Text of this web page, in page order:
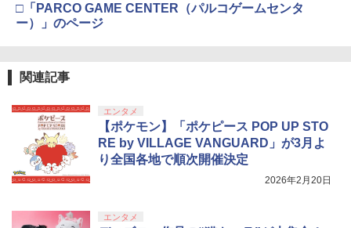
□「PARCO GAME CENTER（パルコゲームセンタ
ー）」のページ
関連記事
エンタメ
【ポケモン】「ポケピース POP UP STO
RE by VILLAGE VANGUARD」が3月よ
り全国各地で順次開催決定
2026年2月20日
エンタメ